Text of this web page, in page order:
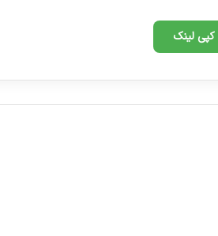
کپی لینک